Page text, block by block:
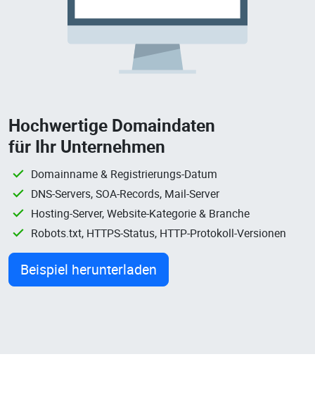
Hochwertige Domaindaten
für Ihr Unternehmen
Domainname & Registrierungs-Datum
DNS-Servers, SOA-Records, Mail-Server
Hosting-Server, Website-Kategorie & Branche
Robots.txt, HTTPS-Status, HTTP-Protokoll-Versionen
Beispiel herunterladen